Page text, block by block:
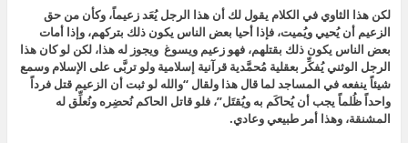
لكن هذا الثاوي في الكلام يقول لك أن هذا الرجل يُعَد زعيماً، وكأن من حق
الزعيم أن يُحيي ويُميت، فإذا أحيا بعض الناس يكون ذلك بتركهم، وإذا أمات
بعض الناس يكون ذلك بقتلهم، فهو زعيم ويسوغ ويجوز له هذا، لكن لو كان هذا
الرجل الوثني يُفكِّر بعقلية مُحمَّدية قرآنية إسلامية ولو تربَّى على الإسلام وسمع
شيئاً ينفعه في المساجد لما قال هذا ولقال “والله لو ثبت أن الزعيم قتل فرداً
واحداً ظُلماً يجب أن يُحاكَم به ويُقتَل”، فلو قاتل الحاكم نُحضِره ونُعلِّق له
المشنقة، وهذا أمر طبيعي وعادي.